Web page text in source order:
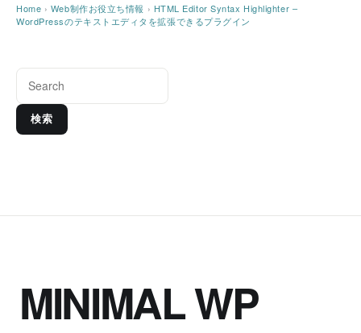
Home › Web制作お役立ち情報 › HTML Editor Syntax Highlighter –
WordPressのテキストエディタを拡張できるプラグイン
検索
MINIMAL WP